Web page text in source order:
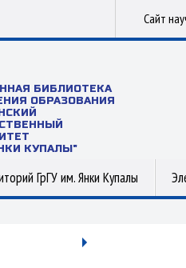
Сайт
БИБЛИОТЕКА
ОБРАЗОВАНИЯ
КУПАЛЫ"
ГрГУ им. Янки Купалы